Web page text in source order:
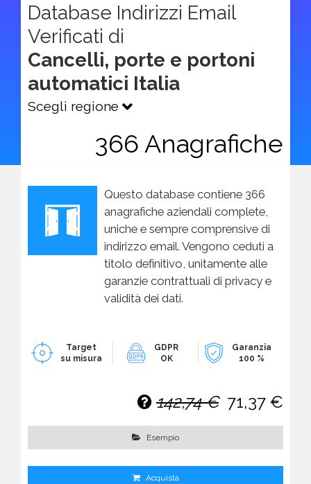
Database Indirizzi Email
Verificati di
Cancelli, porte e portoni
automatici Italia
Scegli regione
366 Anagrafiche
Questo database contiene 366
anagrafiche aziendali complete,
uniche e sempre comprensive di
indirizzo email. Vengono ceduti a
titolo definitivo, unitamente alle
garanzie contrattuali di privacy e
validità dei dati.
Target
su misura
GDPR
OK
Garanzia
100 %
142,74 € 71,37 €
Esempio
Acquista